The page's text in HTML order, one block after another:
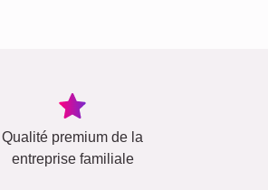
Qualité premium de la
entreprise familiale